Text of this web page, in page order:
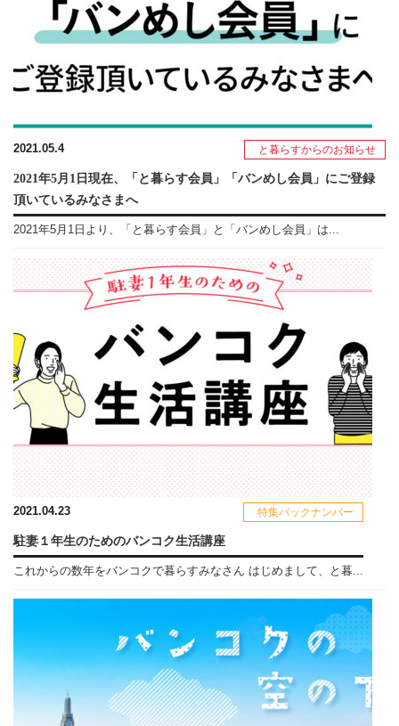
2021.05.4 と暮らすからのお知らせ
2021年5月1日現在、「と暮らす会員」「バンめし会員」にご登録
頂いているみなさまへ
2021年5月1日より、「と暮らす会員」と「バンめし会員」は...
2021.04.23 特集バックナンバー
駐妻１年生のためのバンコク生活講座
これからの数年をバンコクで暮らすみなさん はじめまして、と暮...